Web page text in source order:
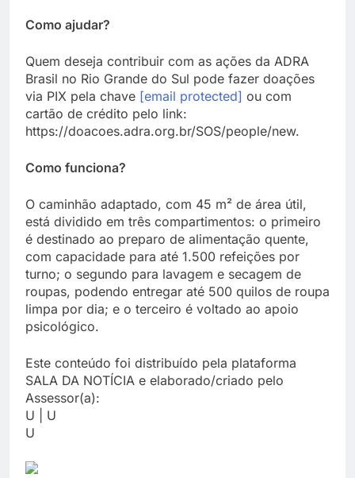
Como ajudar?
Quem deseja contribuir com as ações da ADRA
Brasil no Rio Grande do Sul pode fazer doações
via PIX pela chave [email protected] ou com
cartão de crédito pelo link:
https://doacoes.adra.org.br/SOS/people/new.
Como funciona?
O caminhão adaptado, com 45 m² de área útil,
está dividido em três compartimentos: o primeiro
é destinado ao preparo de alimentação quente,
com capacidade para até 1.500 refeições por
turno; o segundo para lavagem e secagem de
roupas, podendo entregar até 500 quilos de roupa
limpa por dia; e o terceiro é voltado ao apoio
psicológico.
Este conteúdo foi distribuído pela plataforma
SALA DA NOTÍCIA e elaborado/criado pelo
Assessor(a):
U | U
U